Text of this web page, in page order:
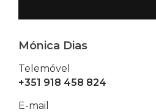
Mónica Dias
Telemóvel
+351 918 458 824
E-mail